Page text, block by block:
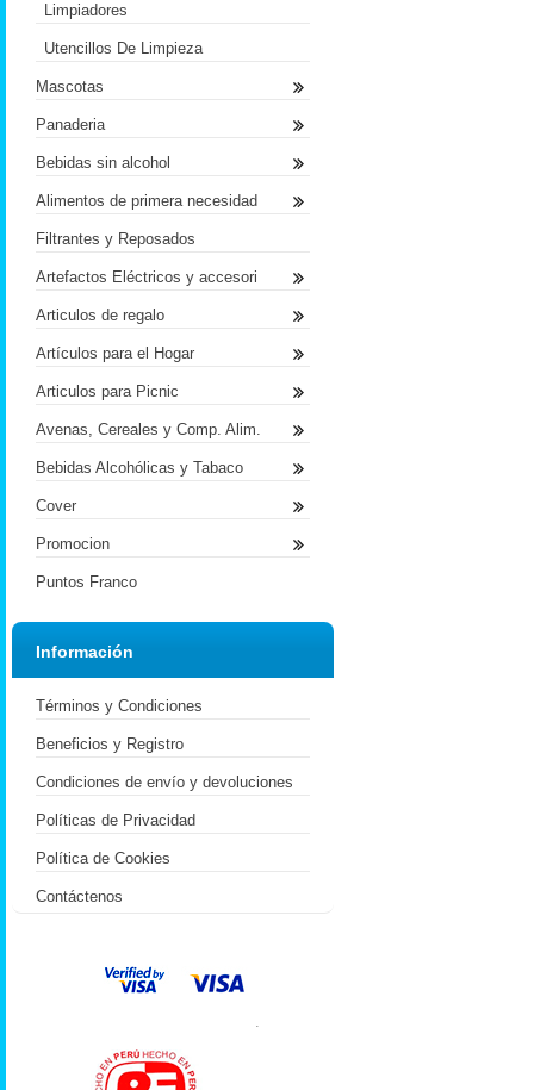
Limpiadores
Utencillos De Limpieza
Mascotas
Panaderia
Bebidas sin alcohol
Alimentos de primera necesidad
Filtrantes y Reposados
Artefactos Eléctricos y accesori
Articulos de regalo
Artículos para el Hogar
Articulos para Picnic
Avenas, Cereales y Comp. Alim.
Bebidas Alcohólicas y Tabaco
Cover
Promocion
Puntos Franco
Información
Términos y Condiciones
Beneficios y Registro
Condiciones de envío y devoluciones
Políticas de Privacidad
Política de Cookies
Contáctenos
.